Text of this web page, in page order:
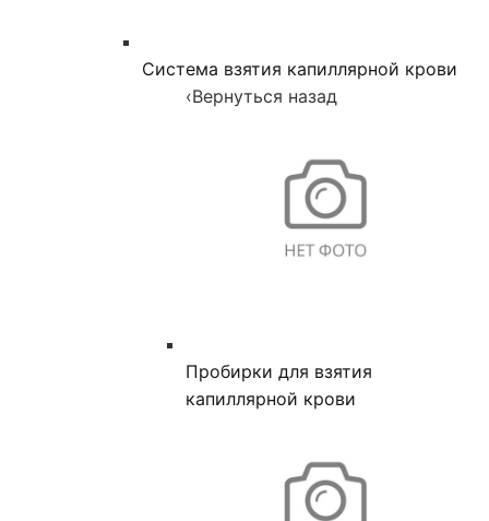
Система взятия капиллярной крови
‹Вернуться назад
Пробирки для взятия
капиллярной крови